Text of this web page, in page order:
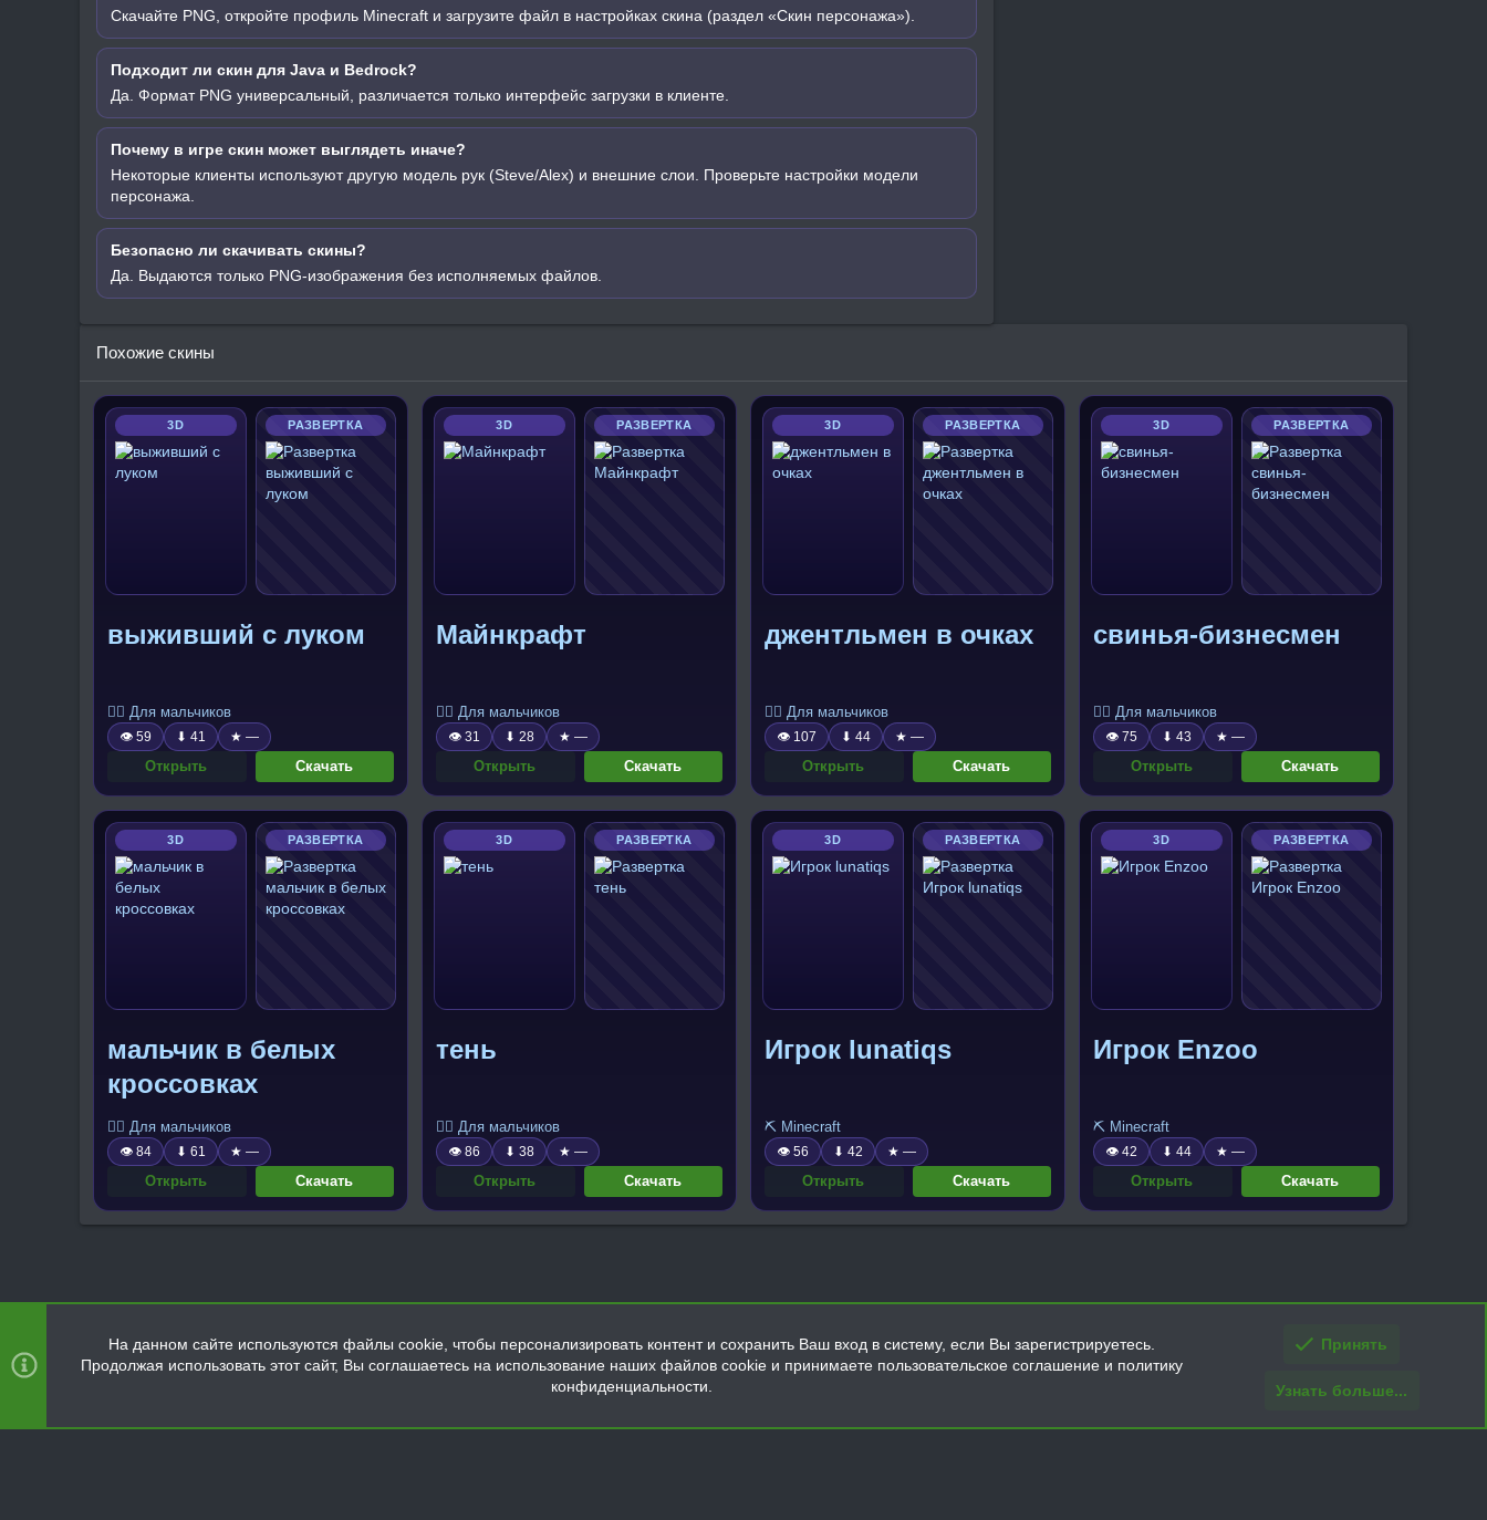
Скачайте PNG, откройте профиль Minecraft и загрузите файл в настройках скина (раздел «Скин персонажа»).
Подходит ли скин для Java и Bedrock?
Да. Формат PNG универсальный, различается только интерфейс загрузки в клиенте.
Почему в игре скин может выглядеть иначе?
Некоторые клиенты используют другую модель рук (Steve/Alex) и внешние слои. Проверьте настройки модели
персонажа.
Безопасно ли скачивать скины?
Да. Выдаются только PNG-изображения без исполняемых файлов.
Похожие скины
3D РАЗВЕРТКА
выживший с луком
🧍‍♂️ Для мальчиков
👁 59 ⬇ 41 ★ —
Открыть Скачать
3D РАЗВЕРТКА
Майнкрафт
🧍‍♂️ Для мальчиков
👁 31 ⬇ 28 ★ —
Открыть Скачать
3D РАЗВЕРТКА
джентльмен в очках
🧍‍♂️ Для мальчиков
👁 107 ⬇ 44 ★ —
Открыть Скачать
3D РАЗВЕРТКА
свинья-бизнесмен
🧍‍♂️ Для мальчиков
👁 75 ⬇ 43 ★ —
Открыть Скачать
3D РАЗВЕРТКА
мальчик в белых
кроссовках
🧍‍♂️ Для мальчиков
👁 84 ⬇ 61 ★ —
Открыть Скачать
3D РАЗВЕРТКА
тень
🧍‍♂️ Для мальчиков
👁 86 ⬇ 38 ★ —
Открыть Скачать
3D РАЗВЕРТКА
Игрок lunatiqs
⛏️ Minecraft
👁 56 ⬇ 42 ★ —
Открыть Скачать
3D РАЗВЕРТКА
Игрок Enzoo
⛏️ Minecraft
👁 42 ⬇ 44 ★ —
Открыть Скачать
Главная
R
S
На данном сайте используются файлы cookie, чтобы персонализировать контент и сохранить Ваш вход в систему, если Вы зарегистрируетесь.
Продолжая использовать этот сайт, Вы соглашаетесь на использование наших файлов cookie и принимаете пользовательское соглашение и политику
конфиденциальности.
Принять
Узнать больше...